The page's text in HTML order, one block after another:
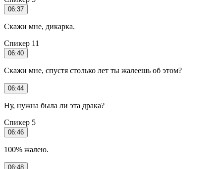
06:37
Скажи мне, дикарка.
Спикер 11
06:40
Скажи мне, спустя столько лет ты жалеешь об этом?
06:44
Ну, нужна была ли эта драка?
Спикер 5
06:46
100% жалею.
06:48